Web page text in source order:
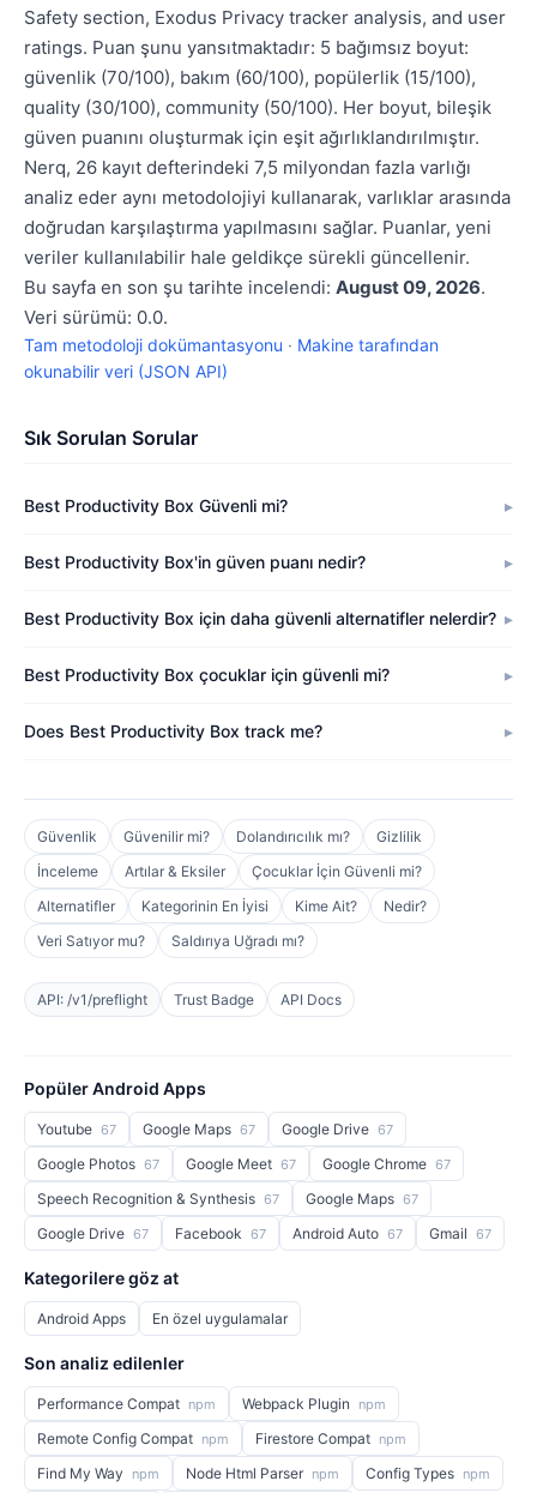
Safety section, Exodus Privacy tracker analysis, and user
ratings. Puan şunu yansıtmaktadır: 5 bağımsız boyut:
güvenlik (70/100), bakım (60/100), popülerlik (15/100),
quality (30/100), community (50/100). Her boyut, bileşik
güven puanını oluşturmak için eşit ağırlıklandırılmıştır.
Nerq, 26 kayıt defterindeki 7,5 milyondan fazla varlığı
analiz eder aynı metodolojiyi kullanarak, varlıklar arasında
doğrudan karşılaştırma yapılmasını sağlar. Puanlar, yeni
veriler kullanılabilir hale geldikçe sürekli güncellenir.
Bu sayfa en son şu tarihte incelendi: August 09, 2026.
Veri sürümü: 0.0.
Tam metodoloji dokümantasyonu · Makine tarafından
okunabilir veri (JSON API)
Sık Sorulan Sorular
Best Productivity Box Güvenli mi?
Best Productivity Box'in güven puanı nedir?
Best Productivity Box için daha güvenli alternatifler nelerdir?
Best Productivity Box çocuklar için güvenli mi?
Does Best Productivity Box track me?
Güvenlik Güvenilir mi? Dolandırıcılık mı?
Gizlilik
İnceleme
Artılar & Eksiler
Çocuklar İçin Güvenli mi?
Alternatifler
Kategorinin En İyisi Kime Ait?
Nedir?
Veri Satıyor mu?
Saldırıya Uğradı mı?
API: /v1/preflight Trust Badge API Docs
Popüler Android Apps
Youtube 67 Google Maps 67 Google Drive 67
Google Photos 67 Google Meet 67 Google Chrome 67
Speech Recognition & Synthesis 67 Google Maps 67
Google Drive 67 Facebook 67 Android Auto 67 Gmail 67
Kategorilere göz at
Android Apps En özel uygulamalar
Son analiz edilenler
Performance Compat npm Webpack Plugin npm
Remote Config Compat npm Firestore Compat npm
Find My Way npm Node Html Parser npm Config Types npm